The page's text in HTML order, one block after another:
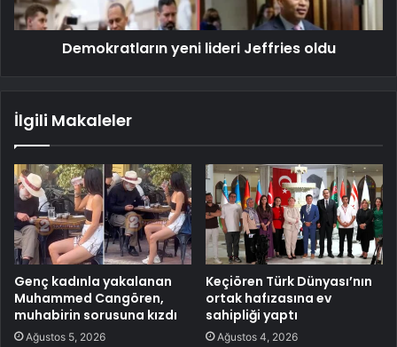
Demokratların yeni lideri Jeffries oldu
İlgili Makaleler
Genç kadınla yakalanan
Muhammed Cangören,
muhabirin sorusuna kızdı
Ağustos 5, 2026
Keçiören Türk Dünyası’nın
ortak hafızasına ev
sahipliği yaptı
Ağustos 4, 2026